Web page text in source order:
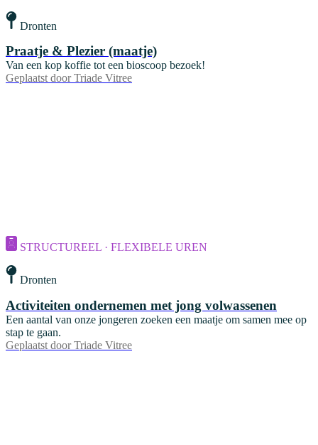
Dronten
Praatje & Plezier (maatje)
Van een kop koffie tot een bioscoop bezoek!
Geplaatst door Triade Vitree
STRUCTUREEL · FLEXIBELE UREN
Dronten
Activiteiten ondernemen met jong volwassenen
Een aantal van onze jongeren zoeken een maatje om samen mee op
stap te gaan.
Geplaatst door Triade Vitree